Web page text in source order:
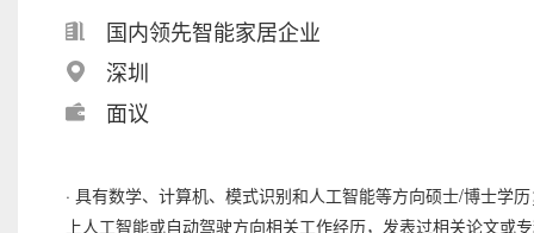
国内领先智能家居企业
深圳
面议
· 具有数学、计算机、模式识别和人工智能等方向硕士/博士学历
上人工智能或自动驾驶方向相关工作经历，发表过相关论文或